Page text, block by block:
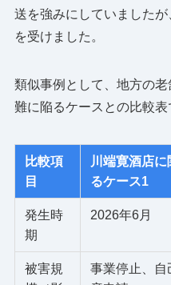
送を強みにしていました
を受けました。
類似事例として、地方の
難に陥るケースとの比較表
比較項
目
川端寛酒店に
るケース1
発生時
期
2026年6月
被害規
事業停止、自